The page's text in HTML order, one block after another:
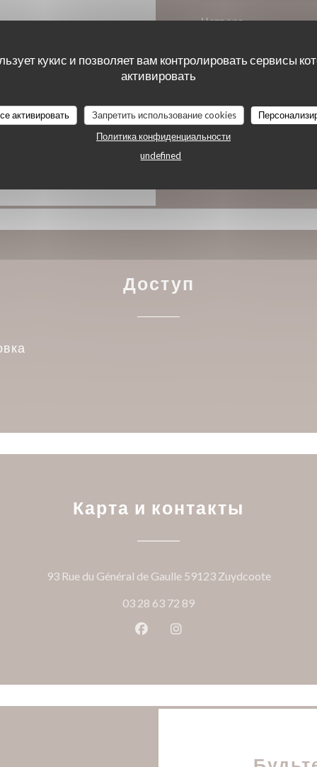
кукис и позволяет вам контролировать сервисы
активировать
активировать Запретить использование cookies
Политика конфиденциальности
undefined
ресторан
карточка
Четверг
П�-С�
Воскресенье
Доступ
Карта и контакты
93 Rue du Général de Gaulle 59123 Zuydcoote
03 28 63 72 89
Facebook ((открывается в
Instagram